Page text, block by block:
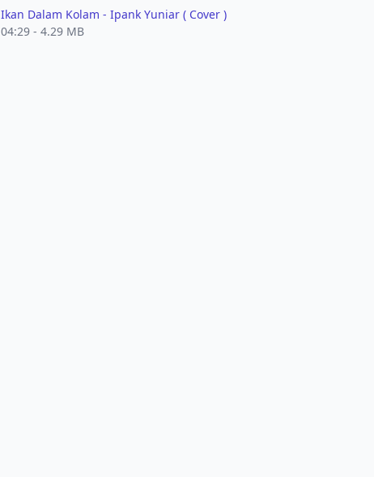
Ikan Dalam Kolam - Ipank Yuniar ( Cover )
04:29 - 4.29 MB